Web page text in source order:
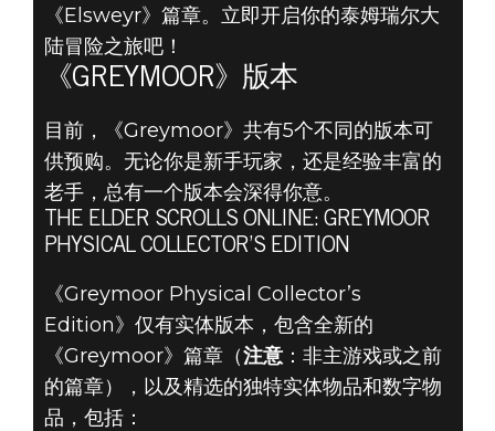
《Elsweyr》篇章。立即开启你的泰姆瑞尔大
陆冒险之旅吧！
《GREYMOOR》版本
目前，《Greymoor》共有5个不同的版本可
供预购。无论你是新手玩家，还是经验丰富的
老手，总有一个版本会深得你意。
THE ELDER SCROLLS ONLINE: GREYMOOR
PHYSICAL COLLECTOR’S EDITION
《Greymoor Physical Collector’s
Edition》仅有实体版本，包含全新的
《Greymoor》篇章（注意：非主游戏或之前
的篇章），以及精选的独特实体物品和数字物
品，包括：